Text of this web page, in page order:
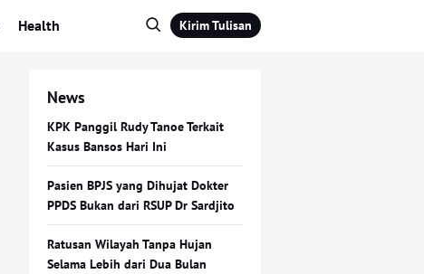
Health Kirim Tulisan
News
KPK Panggil Rudy Tanoe Terkait
Kasus Bansos Hari Ini
Pasien BPJS yang Dihujat Dokter
PPDS Bukan dari RSUP Dr Sardjito
Ratusan Wilayah Tanpa Hujan
Selama Lebih dari Dua Bulan